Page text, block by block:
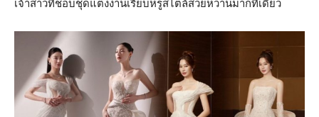
เจ้าสาวที่ชอบชุดแต่งงานเรียบหรูสไตล์สวยหวานมากทีเดียว